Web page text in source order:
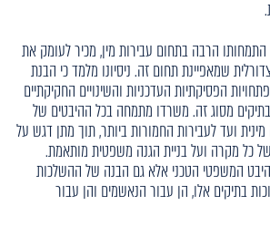
הרבה בתחום עבירות מין, מכיר לעומק את
שמאפיינת תחום זה. ניסיונו מלמד כי הבנת
הפסיקתיות העדכניות והשינויים החקיקתיים
בתיקים מסוג זה. משרדו מתמחה בכל ההיבטים של
ועד לעבירות החמורות ביותר, תוך מתן דגש על
של כל מקרה ועל בניית הגנה משפטית מותאמת.
המשפטי הטכני אלא גם הבנה של ההשלכות
בתיקים אלו, הן עבור הנאשמים והן עבור